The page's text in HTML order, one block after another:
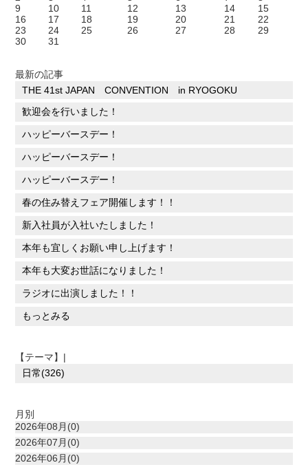
9
10 11 12 13 14
15
16
17 18 19 20 21
22
23
24 25 26 27 28
29
30
31
最新の記事
THE 41st JAPAN CONVENTION in RYOGOKU
歓迎会を行いました！
ハッピーバースデー！
ハッピーバースデー！
ハッピーバースデー！
春の住み替えフェア開催します！！
新入社員が入社いたしました！
本年も宜しくお願い申し上げます！
本年も大変お世話になりました！
ラジオに出演しました！！
もっとみる
【テーマ】|
日常(326)
月別
2026年08月(0)
2026年07月(0)
2026年06月(0)